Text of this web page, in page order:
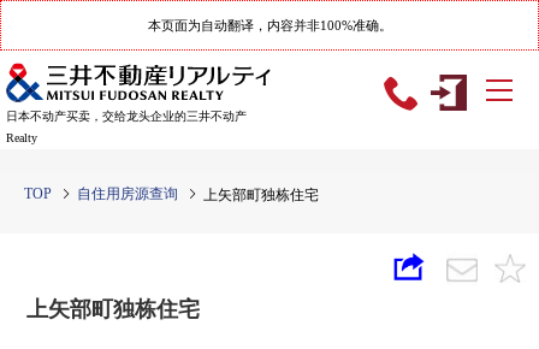
本页面为自动翻译，内容并非100%准确。
日本不动产买卖，交给龙头企业的三井不动产
Realty
TOP 自住用房源查询 上矢部町独栋住宅
上矢部町独栋住宅